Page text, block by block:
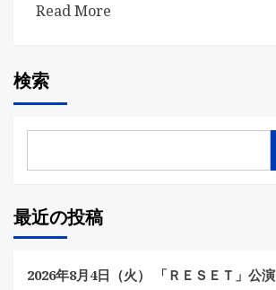
Read More
検索
最近の投稿
2026年8月4日（火） 「ＲＥＳＥＴ」公演